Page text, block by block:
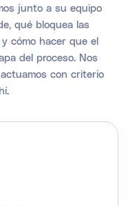
junto a su equipo
qué bloquea las
cómo hacer que el
del proceso. Nos
con criterio